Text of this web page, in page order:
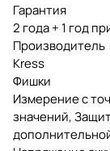
Гарантия
2 года + 1 год
Производитель
Kress
Фишки
Измерение с
значений,